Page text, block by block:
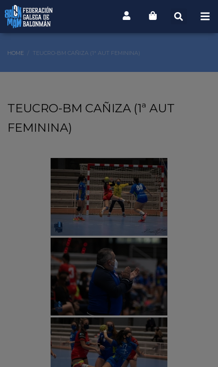
HOME TEUCRO-BM CAÑIZA (1ª AUT FEMININA)
TEUCRO-BM CAÑIZA (1ª AUT
FEMININA)